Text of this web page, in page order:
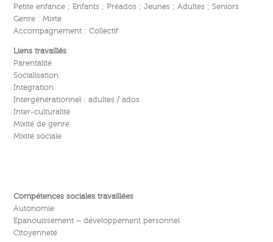
Petite enfance ; Enfants ; Préados ; Jeunes ; Adultes ; Seniors
Genre : Mixte
Accompagnement : Collectif
Liens travaillés
Parentalité
Socialisation
Intégration
Intergénérationnel : adultes / ados
Inter-culturalité
Mixité de genre
Mixité sociale
Compétences sociales travaillées
Autonomie
Epanouissement – développement personnel
Citoyenneté